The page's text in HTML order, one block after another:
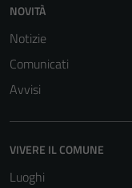
NOVITÀ
Notizie
Comunicati
Avvisi
VIVERE IL COMUNE
Luoghi